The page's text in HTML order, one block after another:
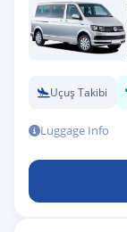
Uçuş Takibi
Luggage Info